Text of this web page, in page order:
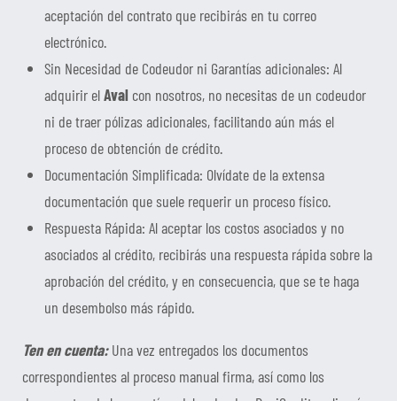
aceptación del contrato que recibirás en tu correo
electrónico.
Sin Necesidad de Codeudor ni Garantías adicionales: Al
adquirir elAvalcon nosotros, no necesitas de un codeudor
ni de traer pólizas adicionales, facilitando aún más el
proceso de obtención de crédito.
Documentación Simplificada: Olvídate de la extensa
documentación que suele requerir un proceso físico.
Respuesta Rápida: Al aceptar los costos asociados y no
asociados al crédito, recibirás una respuesta rápida sobre la
aprobación del crédito, y en consecuencia, que se te haga
un desembolso más rápido.
Ten en cuenta:Una vez entregados los documentos
correspondientes al proceso manual firma, así como los